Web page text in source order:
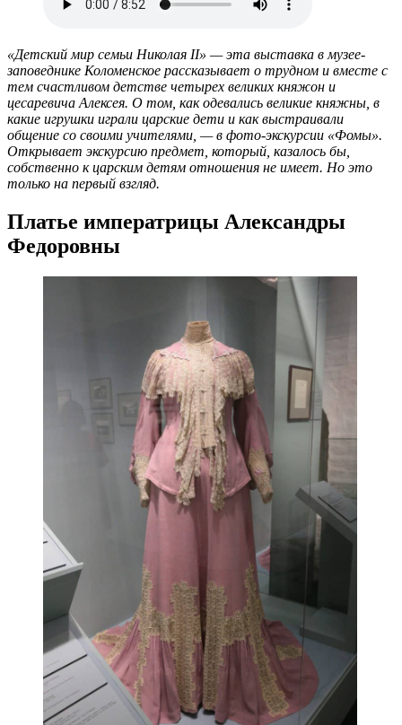
«Детский мир семьи Николая II» — эта выставка в музее-
заповеднике Коломенское рассказывает о трудном и вместе с
тем счастливом детстве четырех великих княжон и
цесаревича Алексея. О том, как одевались великие княжны, в
какие игрушки играли царские дети и как выстраивали
общение со своими учителями, — в фото-экскурсии «Фомы».
Открывает экскурсию предмет, который, казалось бы,
собственно к царским детям отношения не имеет. Но это
только на первый взгляд.
Платье императрицы Александры
Федоровны